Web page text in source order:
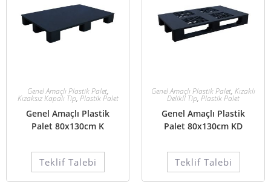
Genel Amaçlı Plastik Palet,
Kızaksız Kapalı Tip, Plastik Palet
Genel Amaçlı Plastik
Palet 80x130cm K
Teklif Talebi
Genel Amaçlı Plastik Palet, Kızaklı
Delikli Tip, Plastik Palet
Genel Amaçlı Plastik
Palet 80x130cm KD
Teklif Talebi